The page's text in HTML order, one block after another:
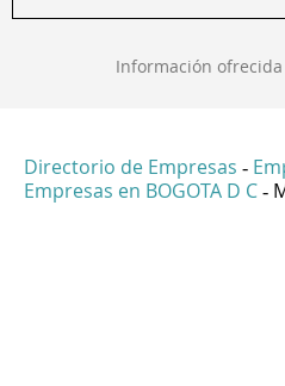
Información
Directorio de Empresas -
Empresas en BOGOTA D C -